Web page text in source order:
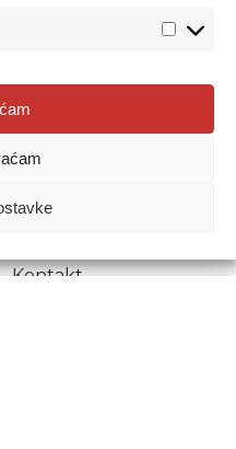
uz navođenje izvora.
Kontakt